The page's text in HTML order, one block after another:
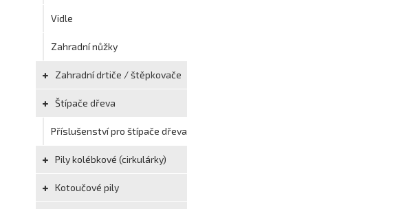
Vidle
Zahradní nůžky
Zahradní drtiče / štěpkovače
Štípače dřeva
Příslušenství pro štípače dřeva
Pily kolébkové (cirkulárky)
Kotoučové pily